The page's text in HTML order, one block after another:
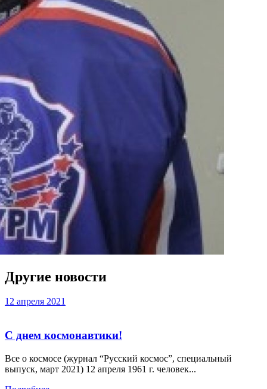
Другие новости
12 апреля 2021
С днем космонавтики!
Все о космосе (журнал “Русский космос”, специальный
выпуск, март 2021) 12 апреля 1961 г. человек...